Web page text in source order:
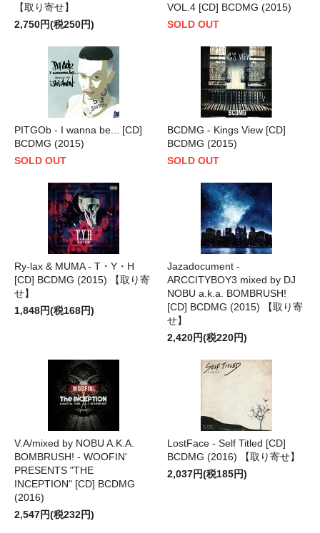
【取り寄せ】
2,750円(税250円)
VOL.4 [CD] BCDMG (2015)
SOLD OUT
PITGOb - I wanna be... [CD]
BCDMG (2015)
SOLD OUT
BCDMG - Kings View [CD]
BCDMG (2015)
SOLD OUT
Ry-lax & MUMA - T・Y・H
[CD] BCDMG (2015) 【取り寄
せ】
1,848円(税168円)
Jazadocument -
ARCCITYBOY3 mixed by DJ
NOBU a.k.a. BOMBRUSH!
[CD] BCDMG (2015) 【取り寄
せ】
2,420円(税220円)
V.A/mixed by NOBU A.K.A.
BOMBRUSH! - WOOFIN'
PRESENTS "THE
INCEPTION" [CD] BCDMG
(2016)
2,547円(税232円)
LostFace - Self Titled [CD]
BCDMG (2016) 【取り寄せ】
2,037円(税185円)